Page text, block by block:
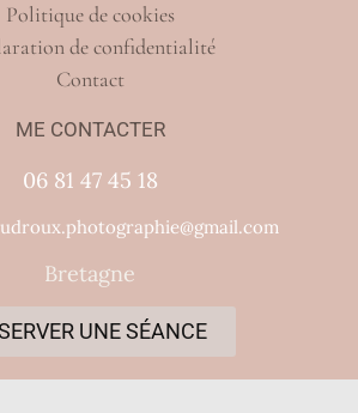
Politique de cookies
de confidentialité
Contact
ME CONTACTER
06 81 47 45 18
Bretagne
UNE SÉANCE